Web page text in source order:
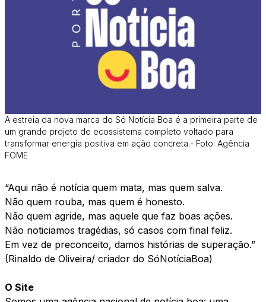
A estreia da nova marca do Só Notícia Boa é a primeira parte de
um grande projeto de ecossistema completo voltado para
transformar energia positiva em ação concreta.- Foto: Agência
FOME
“Aqui não é notícia quem mata, mas quem salva.
Não quem rouba, mas quem é honesto.
Não quem agride, mas aquele que faz boas ações.
Não noticiamos tragédias, só casos com final feliz.
Em vez de preconceito, damos histórias de superação.”
(Rinaldo de Oliveira/ criador do SóNotíciaBoa)
O Site